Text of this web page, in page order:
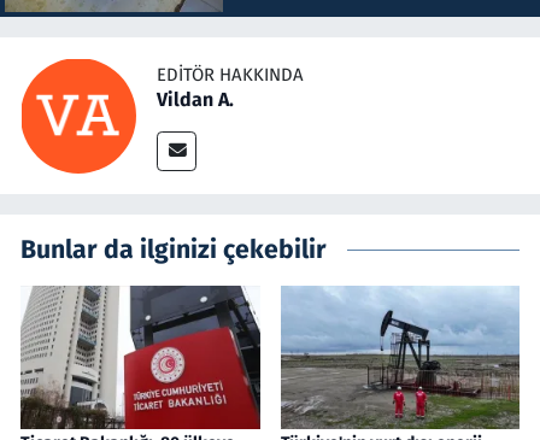
EDITÖR HAKKINDA
Vildan A.
Bunlar da ilginizi çekebilir